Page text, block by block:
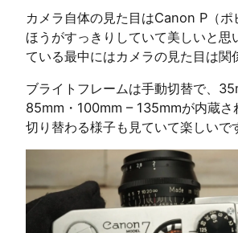
カメラ自体の見た目はCanon P（ポ
ほうがすっきりしていて美しいと思
ている最中にはカメラの見た目は関
ブライトフレームは手動切替で、
85mm・100mm – 135mmが内蔵さ
切り替わる様子も見ていて楽しいで